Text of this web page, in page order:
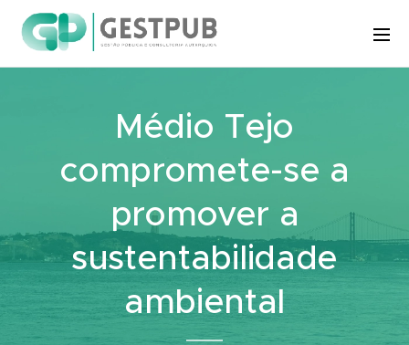
Médio Tejo
compromete-se a
promover a
sustentabilidade
ambiental